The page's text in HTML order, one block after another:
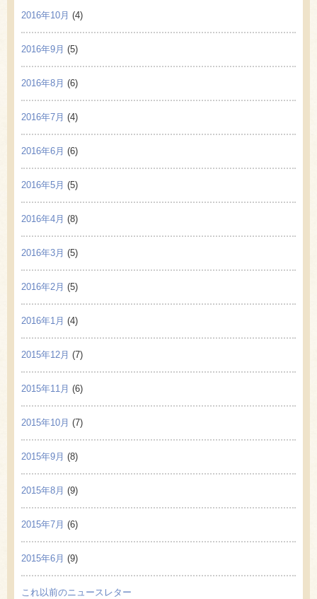
2016年10月 (4)
2016年9月 (5)
2016年8月 (6)
2016年7月 (4)
2016年6月 (6)
2016年5月 (5)
2016年4月 (8)
2016年3月 (5)
2016年2月 (5)
2016年1月 (4)
2015年12月 (7)
2015年11月 (6)
2015年10月 (7)
2015年9月 (8)
2015年8月 (9)
2015年7月 (6)
2015年6月 (9)
これ以前のニュースレター